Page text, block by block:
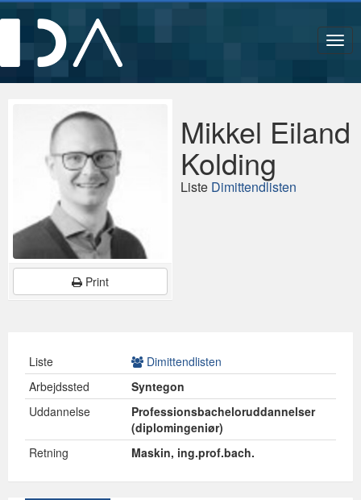
Print
Mikkel Eiland
Kolding
Liste Dimittendlisten
Liste
Dimittendlisten
Arbejdssted
Syntegon
Uddannelse
Professionsbacheloruddannelser
(diplomingeniør)
Retning
Maskin, ing.prof.bach.